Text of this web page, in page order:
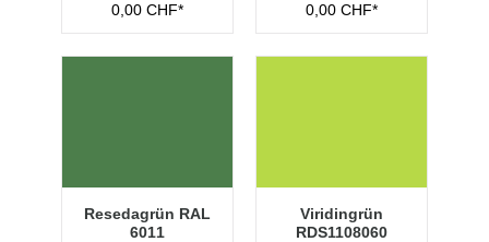
0,00 CHF*
0,00 CHF*
Resedagrün RAL
6011
Viridingrün
RDS1108060